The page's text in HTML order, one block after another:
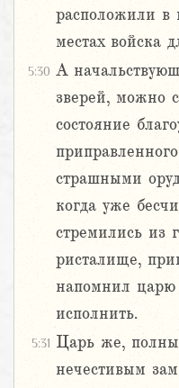
расположили в
местах войска
5:30 А
зверей, можно
состояние
страшными
когда уже
стремились из
ристалище,
напомнил царю
исполнить.
5:31 Царь же,
нечестивым